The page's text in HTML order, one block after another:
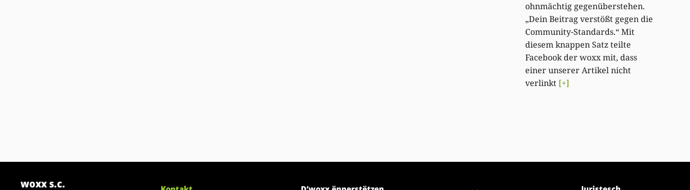
ohnmächtig gegenüberstehen.
„Dein Beitrag verstößt gegen die
Community-Standards.“ Mit
diesem knappen Satz teilte
Facebook der woxx mit, dass
einer unserer Artikel nicht
verlinkt [+]
woxx s.c.